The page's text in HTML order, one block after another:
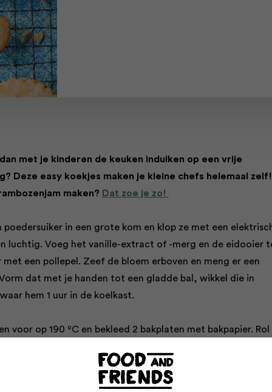
met je kinderen de keuken induiken op een vrije
Deze easy koekjes maken je kleine chefs helemaal zelf!
maken? Dat zoe je zo!
poedersuiker in een grote kom en klop ze met een
luchtig. Voeg het vanille-extract of -merg en de eidooier
met een pollepel. Zeef de bloem erboven en meng er een
dat met je handen tot een gladde bal, wikkel die in
hem 1 uur in de koelkast.
voor op 190 ºC en bekleed 2 bakplaten met bakpapier.
bestoven werkvlak uit tot een lap van ongeveer 3 mm
van 4 cm in doorsnee (iets groter mag ook) en
rondjes uit het deeg; neem dan een mini-